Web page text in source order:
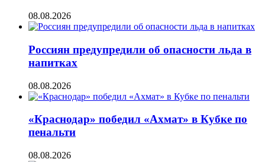
08.08.2026
Россиян предупредили об опасности льда в
напитках
08.08.2026
«Краснодар» победил «Ахмат» в Кубке по
пенальти
08.08.2026